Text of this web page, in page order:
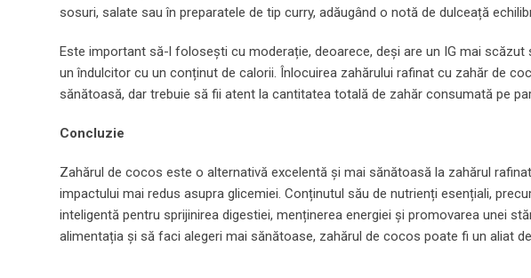
sosuri, salate sau în preparatele de tip curry, adăugând o notă de dulceață
Este important să-l folosești cu moderație, deoarece, deși are un IG mai
un îndulcitor cu un conținut de calorii. Înlocuirea zahărului rafinat cu zahăr de
sănătoasă, dar trebuie să fii atent la cantitatea totală de zahăr consumată pe
Concluzie
Zahărul de cocos este o alternativă excelentă și mai sănătoasă la zahărul
impactului mai redus asupra glicemiei. Conținutul său de nutrienți esențiali,
inteligentă pentru sprijinirea digestiei, menținerea energiei și promovarea unei
alimentația și să faci alegeri mai sănătoase, zahărul de cocos poate fi un aliat